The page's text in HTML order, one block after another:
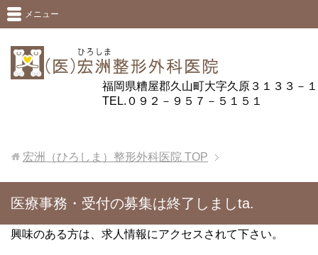
福岡県糟屋郡久山町大字久原３１３３－１
TEL.０９２－９５７－５１５１
メニュー
宏洲（ひろしま）整形外科医院 TOP
医療事務・受付の募集は終了しましta.
興味のある方は、求人情報にアクセスされて下さい。